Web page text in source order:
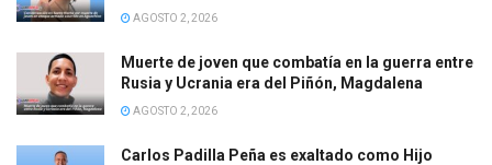
AGOSTO 2, 2026
Muerte de joven que combatía en la guerra entre
Rusia y Ucrania era del Piñón, Magdalena
AGOSTO 2, 2026
Carlos Padilla Peña es exaltado como Hijo